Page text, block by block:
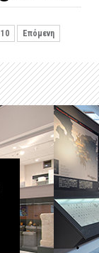
10
Επόμενη